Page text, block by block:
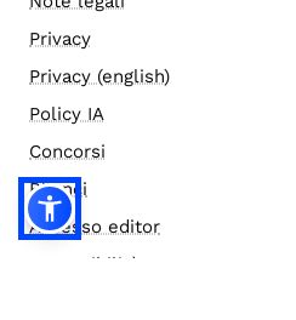
Privacy
Privacy (english)
Policy IA
Concorsi
Bilanci
Accesso editor
Accessibilità